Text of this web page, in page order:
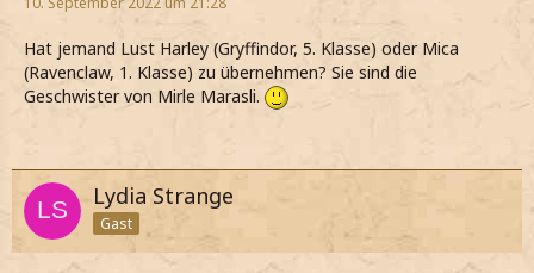
Hat jemand Lust Harley (Gryffindor, 5. Klasse) oder Mica
(Ravenclaw, 1. Klasse) zu übernehmen? Sie sind die
Geschwister von Mirle Marasli.
Lydia Strange
Gast